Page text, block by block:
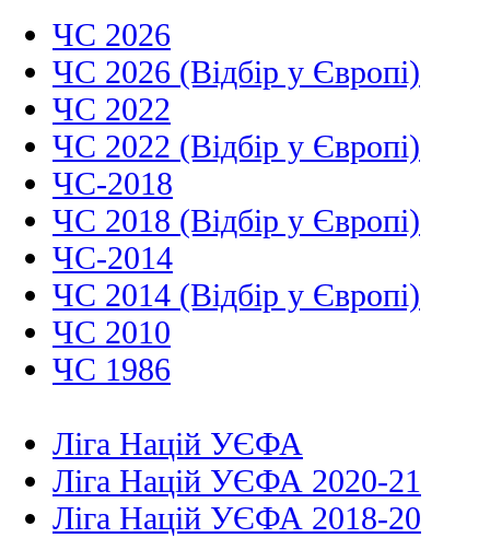
ЧС 2026
ЧС 2026 (Відбір у Європі)
ЧС 2022
ЧС 2022 (Відбір у Європі)
ЧС-2018
ЧС 2018 (Відбір у Європі)
ЧС-2014
ЧС 2014 (Відбір у Європі)
ЧС 2010
ЧС 1986
Ліга Націй УЄФА
Ліга Націй УЄФА 2020-21
Ліга Націй УЄФА 2018-20